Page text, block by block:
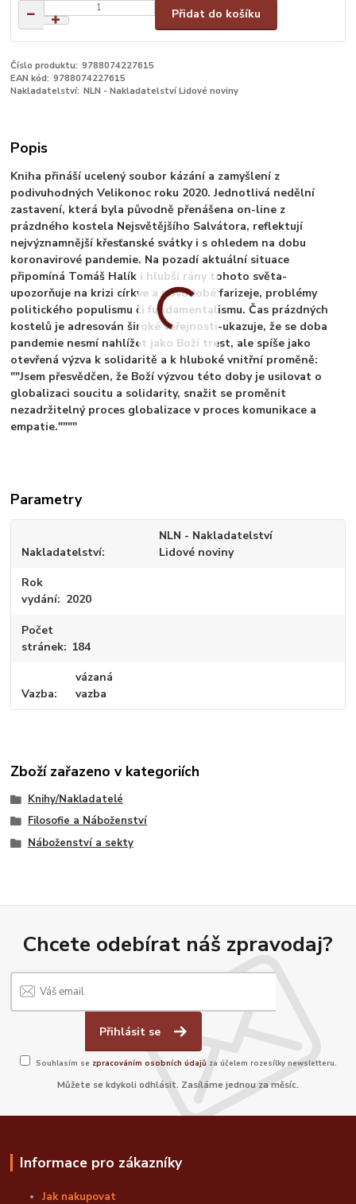
Přidat do košíku
Číslo produktu: 9788074227615
EAN kód: 9788074227615
Nakladatelství: NLN - Nakladatelství Lidové noviny
Popis
Kniha přináší ucelený soubor kázání a zamyšlení z
podivuhodných Velikonoc roku 2020. Jednotlivá nedělní
zastavení, která byla původně přenášena on-line z
prázdného kostela Nejsvětějšího Salvátora, reflektují
nejvýznamnější křesťanské svátky i s ohledem na dobu
koronavirové pandemie. Na pozadí aktuální situace
připomíná Tomáš Halík i hlubší rány tohoto světa-
upozorňuje na krizi církve a novodobé farizeje, problémy
politického populismu či fundamentalismu. Čas prázdných
kostelů je adresován široké veřejnosti-ukazuje, že se doba
pandemie nesmí nahlížet jako Boží trest, ale spíše jako
otevřená výzva k solidaritě a k hluboké vnitřní proměně:
""Jsem přesvědčen, že Boží výzvou této doby je usilovat o
globalizaci soucitu a solidarity, snažit se proměnit
nezadržitelný proces globalizace v proces komunikace a
empatie.""""
Parametry
Nakladatelství
NLN - Nakladatelství
Lidové noviny
Rok
vydání
2020
Počet
stránek
184
Vazba
vázaná
vazba
Zboží zařazeno v kategoriích
Knihy/Nakladatelé
Filosofie a Náboženství
Náboženství a sekty
Chcete odebírat náš zpravodaj?
Přihlásit se
Souhlasím se zpracováním osobních údajů za účelem rozesílky newsletteru.
Můžete se kdykoli odhlásit. Zasíláme jednou za měsíc.
Informace pro zákazníky
Jak nakupovat